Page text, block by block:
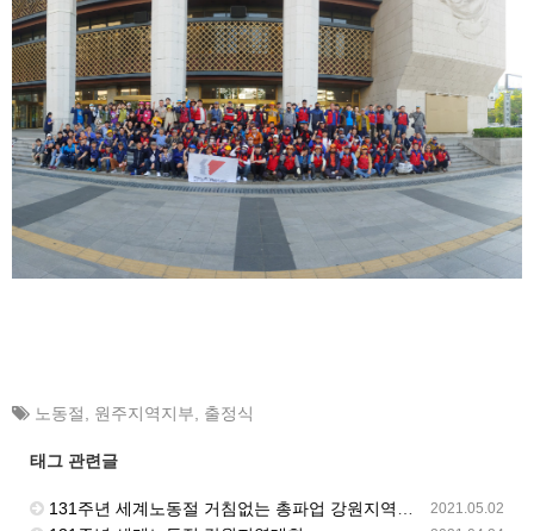
노동절, 원주지역지부, 출정식
태그 관련글
2021.05.02
131주년 세계노동절 거침없는 총파업 강원지역대회 강릉시청 앞에서 개최